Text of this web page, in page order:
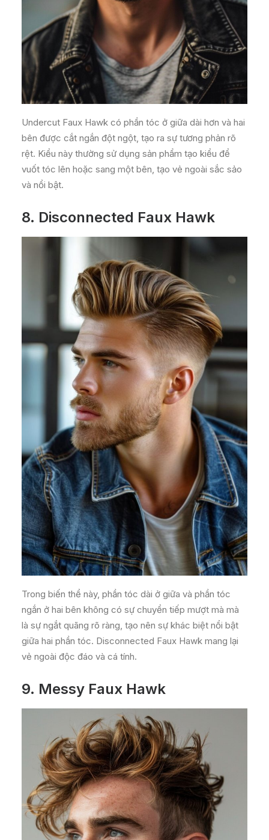
Undercut Faux Hawk có phần tóc ở giữa dài hơn và hai
bên được cắt ngắn đột ngột, tạo ra sự tương phản rõ
rệt. Kiểu này thường sử dụng sản phẩm tạo kiểu để
vuốt tóc lên hoặc sang một bên, tạo vẻ ngoài sắc sảo
và nổi bật.
8. Disconnected Faux Hawk
Trong biến thể này, phần tóc dài ở giữa và phần tóc
ngắn ở hai bên không có sự chuyển tiếp mượt mà mà
là sự ngắt quãng rõ ràng, tạo nên sự khác biệt nổi bật
giữa hai phần tóc. Disconnected Faux Hawk mang lại
vẻ ngoài độc đáo và cá tính.
9. Messy Faux Hawk